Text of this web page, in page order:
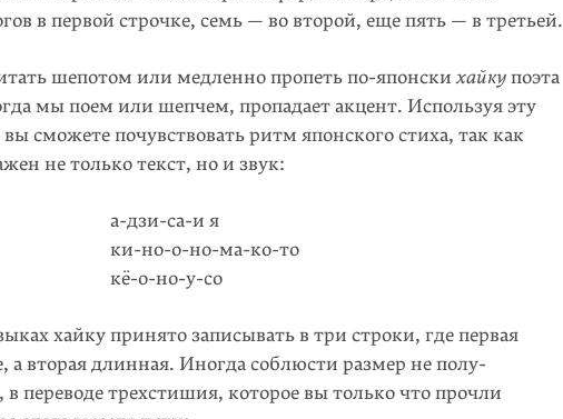
в первой строчке, семь — во второй, еще пять — в третьей.
шепотом или медленно пропетьпо-японски хайкупоэта
мы поем или шепчем, пропадает акцент. Используя эту
сможете почувствовать ритм японского стиха, так как
не только текст, но и звук:
а-дзи-са-и я
ки-но-о-но-ма-ко-то
кё-о-но-у-со
хайку принято записывать в три строки, где первая
а вторая длинная. Иногда соблюсти размер не полу­
переводе трехстишия, которое вы только что прочли